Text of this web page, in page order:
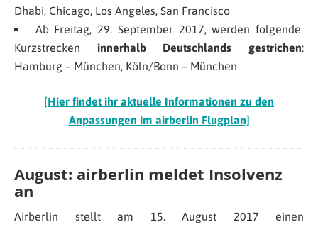
Dhabi, Chicago, Los Angeles, San Francisco
Ab Freitag, 29. September 2017, werden folgende
Kurzstrecken innerhalb Deutschlands gestrichen:
Hamburg – München, Köln/Bonn – München
[Hier findet ihr aktuelle Informationen zu den
Anpassungen im airberlin Flugplan]
August: airberlin meldet Insolvenz
an
Airberlin stellt am 15. August 2017 einen